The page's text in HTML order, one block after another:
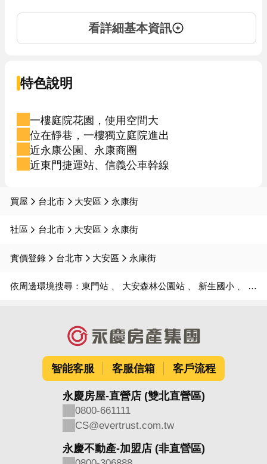
看詳細基本資訊
特色說明
一樓庭院花園，使用空間大
位在靜巷，一樓獨立庭院進出
近永康公園、永康商圈
近東門捷運站、信義公車幹線
買屋 台北市 大安區 永康街
社區 台北市 大安區 永康街
實價登錄 台北市 大安區 永康街
依周邊環境搜尋： 東門站 大安森林公園站 新生國小
智能客服 客服信箱 客戶流程
永慶房屋-直營店 (雙北直營區)
0800-661111
CS@evertrust.com.tw
永慶不動產-加盟店 (非直營區)